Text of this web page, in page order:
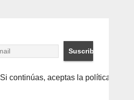
Si continúas, aceptas la política de